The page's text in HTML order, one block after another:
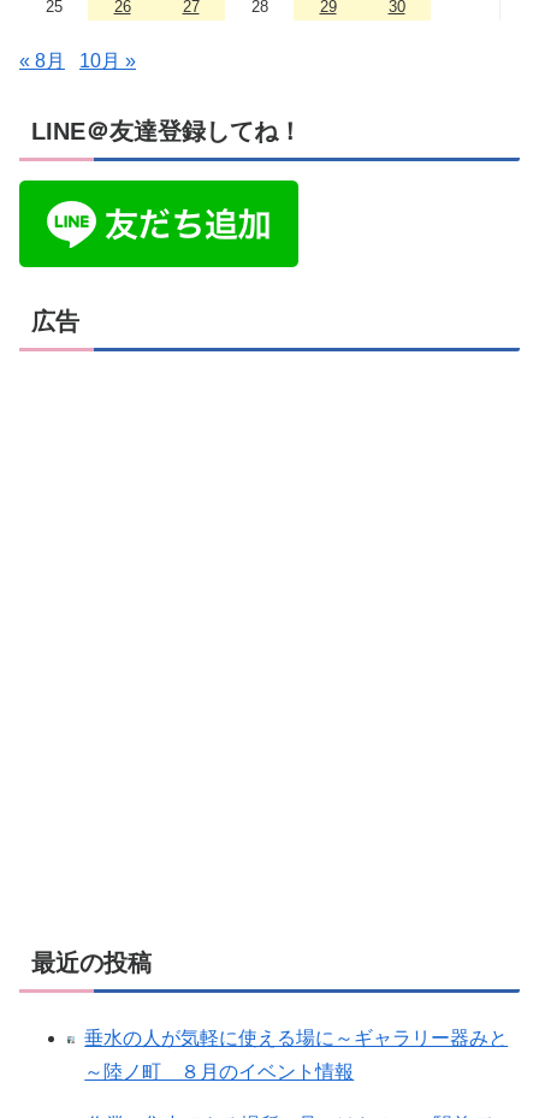
25 26 27 28 29 30
« 8月 10月 »
LINE＠友達登録してね！
広告
最近の投稿
垂水の人が気軽に使える場に～ギャラリー器みと
～陸ノ町 ８月のイベント情報